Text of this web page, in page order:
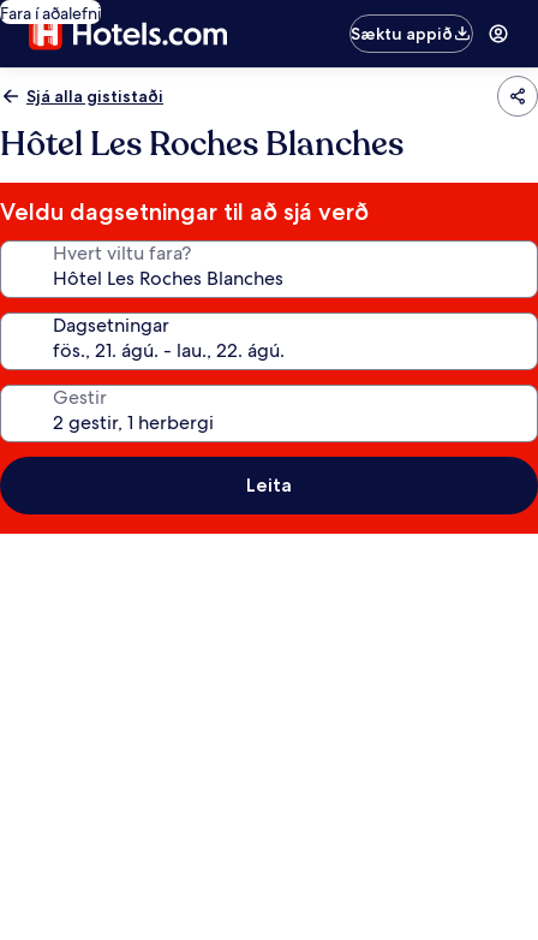
Fara í aðalefni
Sæktu appið
Sjá alla gististaði
Hôtel Les Roches Blanches
Veldu dagsetningar til að sjá verð
Hvert viltu fara?
Dagsetningar
Gestir
Leita